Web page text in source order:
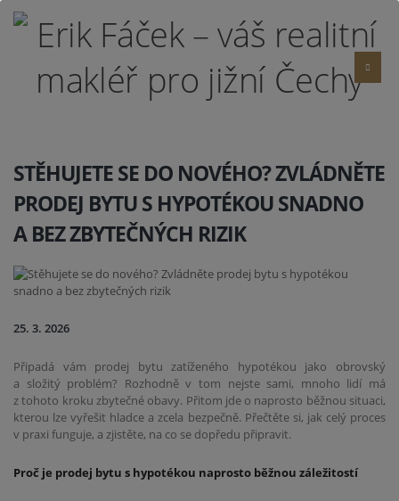
STĚHUJETE SE DO NOVÉHO? ZVLÁDNĚTE
PRODEJ BYTU S HYPOTÉKOU SNADNO
A BEZ ZBYTEČNÝCH RIZIK
25. 3. 2026
Připadá vám prodej bytu zatíženého hypotékou jako obrovský
a složitý problém? Rozhodně v tom nejste sami, mnoho lidí má
z tohoto kroku zbytečné obavy. Přitom jde o naprosto běžnou situaci,
kterou lze vyřešit hladce a zcela bezpečně. Přečtěte si, jak celý proces
v praxi funguje, a zjistěte, na co se dopředu připravit.
Proč je prodej bytu s hypotékou naprosto běžnou záležitostí